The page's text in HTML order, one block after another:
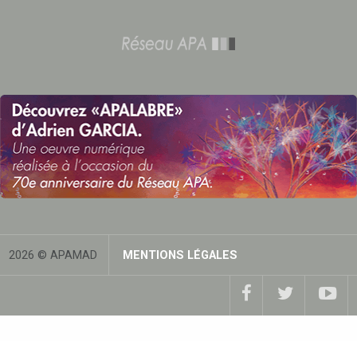
2026 © APAMAD MENTIONS LÉGALES